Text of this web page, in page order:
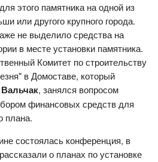
этого памятника на одной из
или другого крупного города.
не выделило средства на
в месте установки памятника.
Комитет по строительству
в Домоставе, который
, занялся вопросом
финансовых средств для
плана.
состоялась конференция, в
о планах по установке